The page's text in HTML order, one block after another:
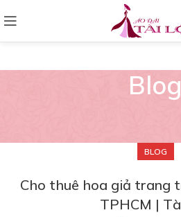
Blog
BLOG
Cho thuê hoa giả trang
TPHCM |